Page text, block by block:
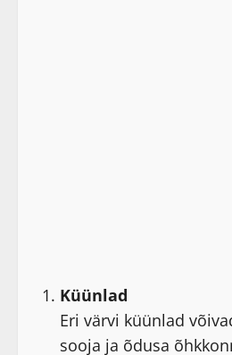
Küünlad
Eri värvi küünlad
sooja ja õdusa